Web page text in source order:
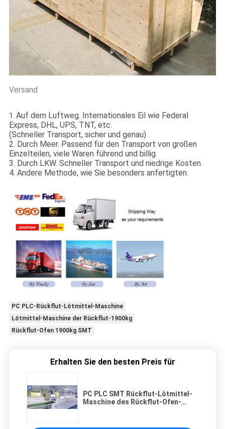
Versand
1. Auf dem Luftweg. Internationales Eil wie Federal
Express, DHL, UPS, TNT, etc.
(Schneller Transport, sicher und genau)
2. Durch Meer. Passend für den Transport von großen
Einzelteilen, viele Waren führend und billig.
3. Durch LKW. Schneller Transport und niedrige Kosten.
4. Andere Methode, wie Sie besonders anfertigten.
PC PLC-Rückflut-Lötmittel-Maschine
Lötmittel-Maschine der Rückflut-1900kg
Rückflut-Ofen 1900kg SMT
Erhalten Sie den besten Preis für
PC PLC SMT Rückflut-Lötmittel-
Maschine des Rückflut-Ofen-